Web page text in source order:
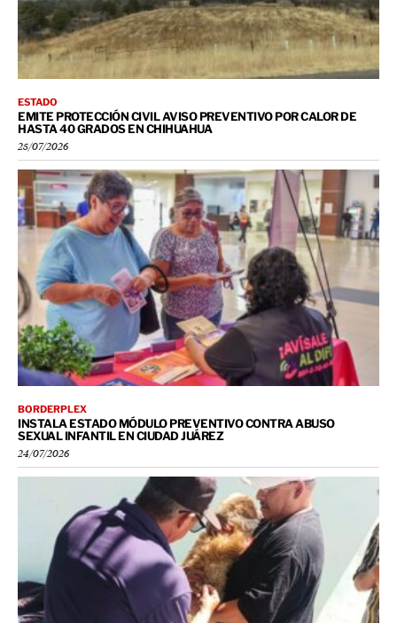
ESTADO
EMITE PROTECCIÓN CIVIL AVISO PREVENTIVO POR CALOR DE
HASTA 40 GRADOS EN CHIHUAHUA
25/07/2026
BORDERPLEX
INSTALA ESTADO MÓDULO PREVENTIVO CONTRA ABUSO
SEXUAL INFANTIL EN CIUDAD JUÁREZ
24/07/2026